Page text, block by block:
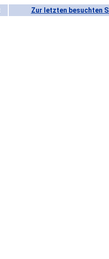
Zur letzten besuchten